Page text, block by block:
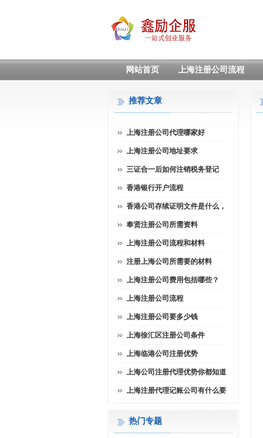
网站首页 上海注册公司流程
推荐文章
上海注册公司代理哪家好
上海注册公司地址要求
三证合一后如何注销税务登记
香港银行开户流程
香港公司存续证明文件是什么，
奉贤注册公司所需资料
上海注册公司流程和材料
注册上海公司所需要的材料
上海注册公司费用包括哪些？
上海注册公司流程
上海注册公司要多少钱
上海徐汇区注册公司条件
上海临港公司注册优势
上海公司注册代理优势你都知道
上海注册代理记账公司有什么要
热门专题